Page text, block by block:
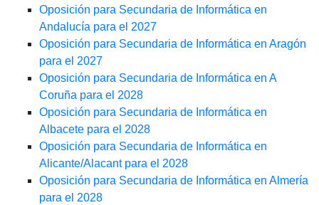
Oposición para Secundaria de Informática en
Andalucía para el 2027
Oposición para Secundaria de Informática en Aragón
para el 2027
Oposición para Secundaria de Informática en A
Coruña para el 2028
Oposición para Secundaria de Informática en
Albacete para el 2028
Oposición para Secundaria de Informática en
Alicante/Alacant para el 2028
Oposición para Secundaria de Informática en Almería
para el 2028